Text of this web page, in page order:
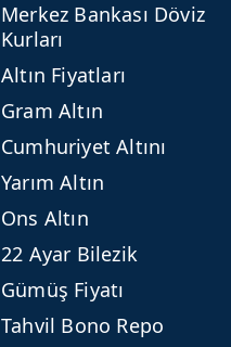
Merkez Bankası Döviz
Kurları
Altın Fiyatları
Gram Altın
Cumhuriyet Altını
Yarım Altın
Ons Altın
22 Ayar Bilezik
Gümüş Fiyatı
Tahvil Bono Repo